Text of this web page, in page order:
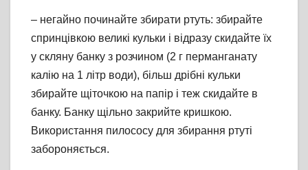
– негайно починайте збирати ртуть: збирайте
спринцівкою великі кульки і відразу скидайте їх
у скляну банку з розчином (2 г перманганату
калію на 1 літр води), більш дрібні кульки
збирайте щіточкою на папір і теж скидайте в
банку. Банку щільно закрийте кришкою.
Використання пилососу для збирання ртуті
забороняється.